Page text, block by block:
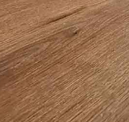
Rasvjeta Boje i